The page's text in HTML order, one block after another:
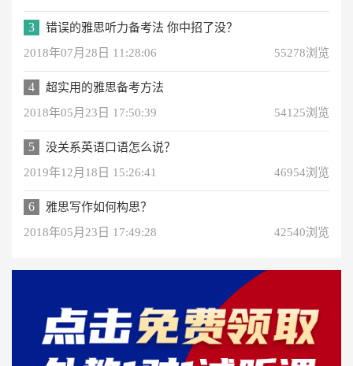
3
错误的雅思听力备考法 你中招了没？
2018年07月28日 11:28:06
55278浏览
4
超实用的雅思备考方法
2018年05月23日 17:50:39
54125浏览
5
没关系英语口语怎么说？
2019年12月18日 15:26:41
46954浏览
6
雅思写作如何构思？
2018年05月23日 17:49:28
42540浏览